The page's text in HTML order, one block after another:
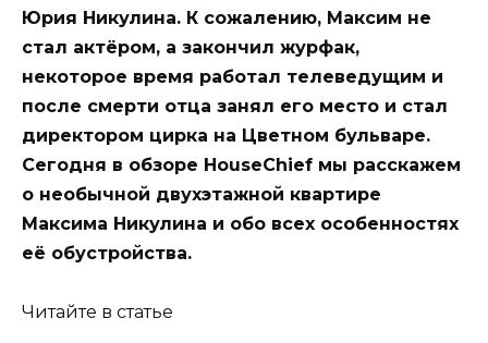
Юрия Никулина. К сожалению, Максим не
стал актёром, а закончил журфак,
некоторое время работал телеведущим и
после смерти отца занял его место и стал
директором цирка на Цветном бульваре.
Сегодня в обзоре HouseChief мы расскажем
о необычной двухэтажной квартире
Максима Никулина и обо всех особенностях
её обустройства.
Читайте в статье